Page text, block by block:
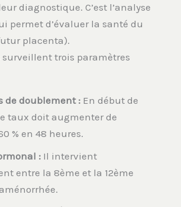
diagnostique. C’est l’analyse
permet d’évaluer la santé du
placenta).
surveillent trois paramètres
de doublement : En début de
taux doit augmenter de
% en 48 heures.
: Il intervient
entre la 8ème et la 12ème